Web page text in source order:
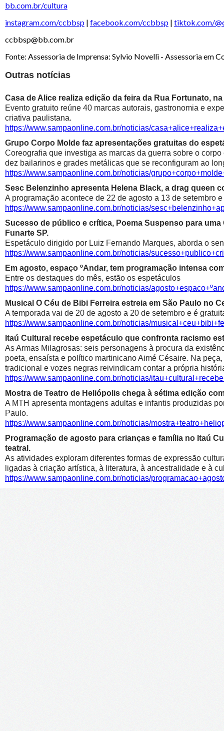
bb.com.br/cultura
instagram.com/ccbbsp| facebook.com/ccbbsp| tiktok.com/
ccbbsp@bb.com.br
Fonte: Assessoria de Imprensa: Sylvio Novelli - Assessoria em
Outras notícias
Casa de Alice realiza edição da feira da Rua Fortunato,
Evento gratuito reúne 40 marcas autorais, gastronomia e
criativa paulistana.
https://www.sampaonline.com.br/noticias/
Grupo Corpo Molde faz apresentações gratuitas do
Coreografia que investiga as marcas da guerra sobre o
dez bailarinos e grades metálicas que se reconfiguram ao
https://www.sampaonline.com.br/noticias/
Sesc Belenzinho apresenta Helena Black, a drag queen
A programação acontece de 22 de agosto a 13 de setembro
https://www.sampaonline.com.br/noticias/
Sucesso de público e crítica, Poema Suspenso para
Funarte SP.
Espetáculo dirigido por Luiz Fernando Marques, aborda o
https://www.sampaonline.com.br/noticias/
Em agosto, espaço ºAndar, tem programação intensa
Entre os destaques do mês, estão os espetáculos
https://www.sampaonline.com.br/noticias/
Musical O Céu de Bibi Ferreira estreia em São Paulo no
A temporada vai de 20 de agosto a 20 de setembro e é
https://www.sampaonline.com.br/noticias/
Itaú Cultural recebe espetáculo que confronta racismo
As Armas Milagrosas: seis personagens à procura da
poeta, ensaísta e político martinicano Aimé Césaire. Na
tradicional e vozes negras reivindicam contar a própria
https://www.sampaonline.com.br/noticias/
Mostra de Teatro de Heliópolis chega à sétima edição
A MTH apresenta montagens adultas e infantis produzidas
Paulo.
https://www.sampaonline.com.br/noticias/
Programação de agosto para crianças e família no Itaú
teatral.
As atividades exploram diferentes formas de expressão
ligadas à criação artística, à literatura, à ancestralidade e à
https://www.sampaonline.com.br/noticias/